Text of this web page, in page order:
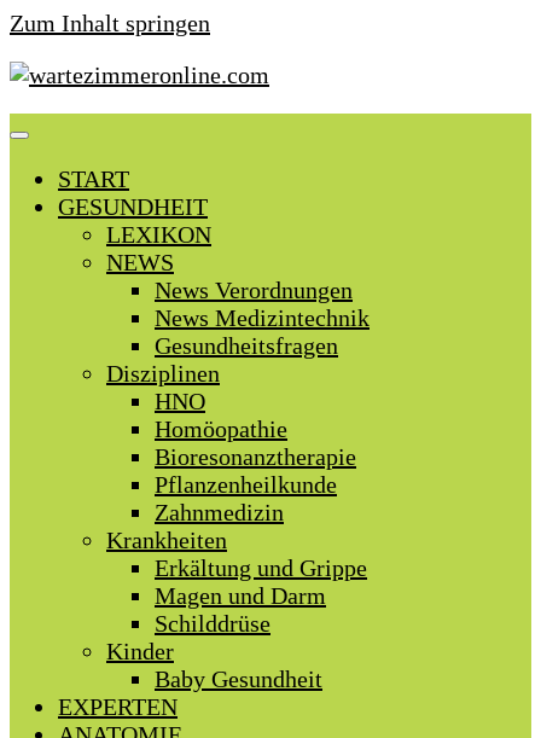
Zum Inhalt springen
START
GESUNDHEIT
LEXIKON
NEWS
News Verordnungen
News Medizintechnik
Gesundheitsfragen
Disziplinen
HNO
Homöopathie
Bioresonanztherapie
Pflanzenheilkunde
Zahnmedizin
Krankheiten
Erkältung und Grippe
Magen und Darm
Schilddrüse
Kinder
Baby Gesundheit
EXPERTEN